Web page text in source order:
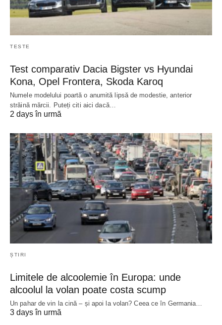
TESTE
Test comparativ Dacia Bigster vs Hyundai
Kona, Opel Frontera, Skoda Karoq
Numele modelului poartă o anumită lipsă de modestie, anterior
străină mărcii. Puteți citi aici dacă…
2 days în urmă
ȘTIRI
Limitele de alcoolemie în Europa: unde
alcoolul la volan poate costa scump
Un pahar de vin la cină – și apoi la volan? Ceea ce în Germania…
3 days în urmă